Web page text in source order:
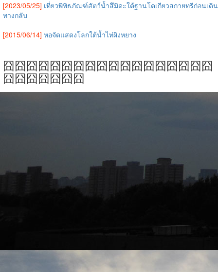
[2023/05/25] เที่ยวพิพิธภัณฑ์สัตว์น้ำสึมิดะใต้ฐานโตเกียวสกายทรีก่อนเดิน
ทางกลับ
[2015/06/14] หอจัดแสดงโลกใต้น้ำไท่ผิงหยาง
囧囧囧囧囧囧囧囧囧囧囧囧囧囧囧囧囧囧
囧囧囧囧囧囧囧